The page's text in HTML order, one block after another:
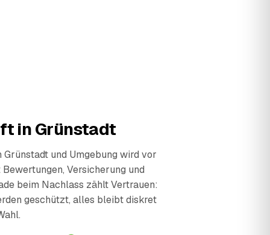
in Grünstadt
und Umgebung wird vor
Versicherung und
beim Nachlass zählt Vertrauen:
geschützt, alles bleibt diskret